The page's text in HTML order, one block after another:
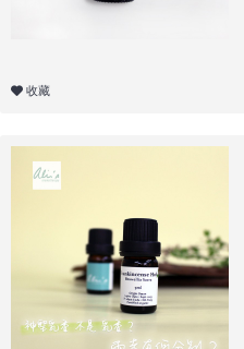
收藏